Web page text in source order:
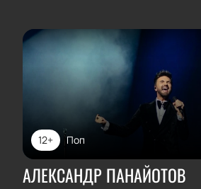
Поп
12+
АЛЕКСАНДР ПАНАЙОТОВ